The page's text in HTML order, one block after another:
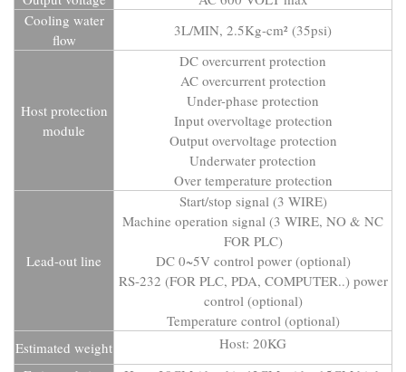
Cooling water
flow
3L/MIN, 2.5Kg-cm² (35psi)
Host protection
module
DC overcurrent protection
AC overcurrent protection
Under-phase protection
Input overvoltage protection
Output overvoltage protection
Underwater protection
Over temperature protection
Lead-out line
Start/stop signal (3 WIRE)
Machine operation signal (3 WIRE, NO & NC
FOR PLC)
DC 0~5V control power (optional)
RS-232 (FOR PLC, PDA, COMPUTER..) power
control (optional)
Temperature control (optional)
Estimated weight
Host: 20KG